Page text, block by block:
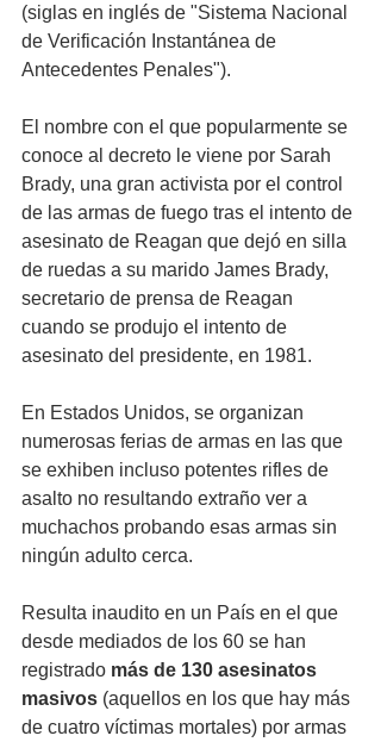
(siglas en inglés de "Sistema Nacional
de Verificación Instantánea de
Antecedentes Penales").
El nombre con el que popularmente se
conoce al decreto le viene por Sarah
Brady, una gran activista por el control
de las armas de fuego tras el intento de
asesinato de Reagan que dejó en silla
de ruedas a su marido James Brady,
secretario de prensa de Reagan
cuando se produjo el intento de
asesinato del presidente, en 1981.
En Estados Unidos, se organizan
numerosas ferias de armas en las que
se exhiben incluso potentes rifles de
asalto no resultando extraño ver a
muchachos probando esas armas sin
ningún adulto cerca.
Resulta inaudito en un País en el que
desde mediados de los 60 se han
registrado más de 130 asesinatos
masivos (aquellos en los que hay más
de cuatro víctimas mortales) por armas